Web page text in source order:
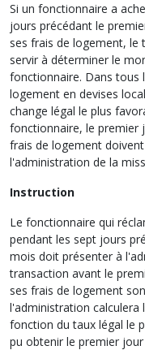
Si un fonctionnaire a
jours précédant le
ses frais de logement, le
servir à déterminer le
fonctionnaire. Dans tous
logement en devises
change légal le plus
fonctionnaire, le premier
frais de logement
l'administration de la
Instruction
Le fonctionnaire qui
pendant les sept jours
mois doit présenter à
transaction avant le
ses frais de logement
l'administration calculera
fonction du taux légal le
pu obtenir le premier